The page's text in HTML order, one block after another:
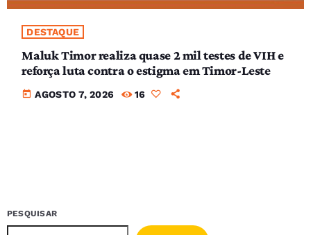
DESTAQUE
Maluk Timor realiza quase 2 mil testes de VIH e
reforça luta contra o estigma em Timor-Leste
today AGOSTO 7, 2026 16
PESQUISAR